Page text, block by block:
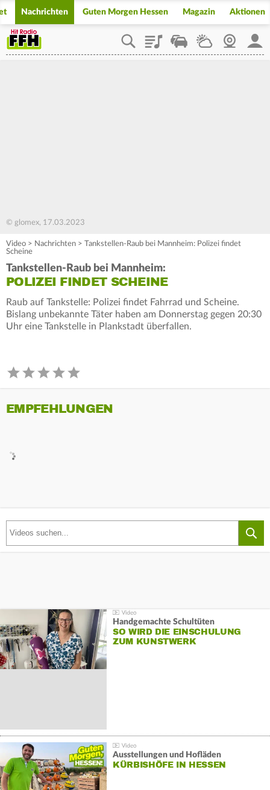
Nachrichten Guten Morgen Hessen Magazin Aktionen
PlaylistStaupilotWetterWebcam
© glomex, 17.03.2023
Video > Nachrichten > Tankstellen-Raub bei Mannheim: Polizei findet
Scheine
Tankstellen-Raub bei Mannheim:
POLIZEI FINDET SCHEINE
Raub auf Tankstelle: Polizei findet Fahrrad und Scheine.
Bislang unbekannte Täter haben am Donnerstag gegen 20:30
Uhr eine Tankstelle in Plankstadt überfallen.
EMPFEHLUNGEN
Handgemachte Schultüten
SO WIRD DIE EINSCHULUNG
ZUM KUNSTWERK
Ausstellungen und Hofläden
KÜRBISHÖFE IN HESSEN